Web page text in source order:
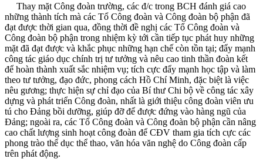
Thay mặt Công đoàn trường, các đ/c trong BCH đánh giá cao
những thành tích mà các Tổ Công đoàn và Công đoàn bộ phận đã
đạt được thời gian qua, đồng thời đề nghị các Tổ Công đoàn và
Công đoàn bộ phận trong nhiệm kỳ tới cần tiếp tục phát huy những
mặt đã đạt được và khắc phục những hạn chế còn tồn tại; đẩy mạnh
công tác giáo dục chính trị tư tưởng và nêu cao tinh thần đoàn kết
để hoàn thành xuất sắc nhiệm vụ; tích cực đẩy mạnh học tập và làm
theo tư tưởng, đạo đức, phong cách Hồ Chí Minh, đặc biệt là việc
nêu gương; thực hiện sự chỉ đạo của Bí thư Chi bộ về công tác xây
dựng và phát triển Công đoàn, nhất là giới thiệu công đoàn viên ưu
tú cho Đảng bồi dưỡng, giúp đỡ để được đứng vào hàng ngũ của
Đảng; ngoài ra, các Tổ Công đoàn và Công đoàn bộ phận cần nâng
cao chất lượng sinh hoạt công đoàn để CĐV tham gia tích cực các
phong trào thể dục thể thao, văn hóa văn nghệ do Công đoàn cấp
trên phát động.